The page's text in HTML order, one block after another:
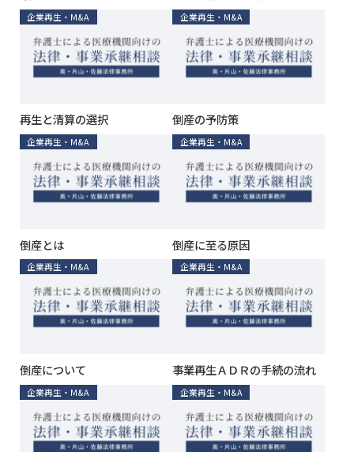
企業再生・M&A
再生と清算の選択
企業再生・M&A
倒産の予防策
企業再生・M&A
倒産とは
企業再生・M&A
倒産に至る原因
企業再生・M&A
倒産について
企業再生・M&A
事業再生ＡＤＲの手続の流れ
企業再生・M&A 企業再生・M&A